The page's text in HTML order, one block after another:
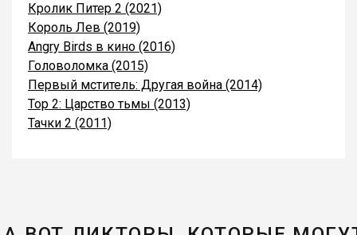
Кролик Питер 2 (2021)
Король Лев (2019)
Angry Birds в кино (2016)
Головоломка (2015)
Первый мститель: Другая война (2014)
Тор 2: Царство тьмы (2013)
Тачки 2 (2011)